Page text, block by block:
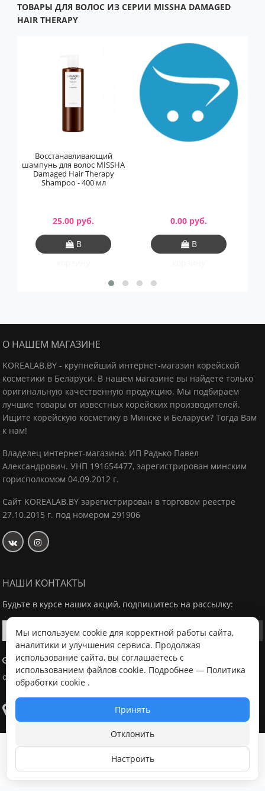
Уведомить о поступлении
ТОВАРЫ ДЛЯ ВОЛОС ИЗ СЕРИИ MISSHA DAMAGED
HAIR THERAPY
Восстанавливающий
шампунь для волос MISSHA
Damaged Hair Therapy
Shampoo - 400 мл
25.00 руб.
В
0.00 руб.
В
О НАШЕМ МАГАЗИНЕ
KOREALAB.BY - крупнейший интернет-магазин корейской
косметики в Беларуси. В нашем магазине вы найдете только
оригинальную качественную продукцию. Мы подбираем
лучшие товары от известных корейских производителей.
Ищите корейскую косметику в Минске и Беларуси? Тогда Вам
к нам!
Владелец интернет-магазина: ИП Радько Павел
Александрович. УНП 191654477, зарегистрирован минским
горисполкомом 04.09.2012 г.
Сайт KOREALAB.BY зарегистрирован в торговом реестре
27.10.2015 г. под номером 291906
НАШИ КОНТАКТЫ
Будьте в курсе наших акций, подпишитесь на рассылку:
Заказы на сайте принимаются круглосуточно. Режим работы
офис/склада 10:00 - 14:00
- Офис / склад, г. Минск, ул. Володько 18, с 10:00 - 14:00 в
будний день после согласования с менеджером
Мы используем cookie для корректной работы сайта,
аналитики и улучшения сервиса. Продолжая
использование сайта, вы соглашаетесь с
использованием файлов cookie. Подробнее — Политика
обработки cookie .
Принять
Отклонить
Настроить